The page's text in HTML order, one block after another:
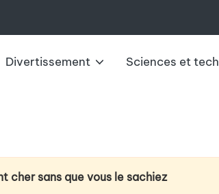
Divertissement Sciences et tech
cher sans que vous le sachiez